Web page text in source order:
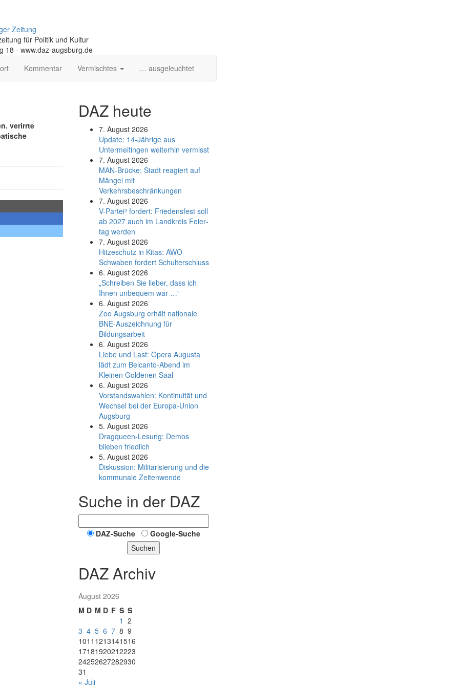
Zeitung
für Politik und Kultur
18 - www.daz-augsburg.de
Kommentar Vermischtes … ausgeleuchtet
verirrte
DAZ heute
7. August 2026
Update: 14-Jährige aus
Untermeitingen weiterhin vermisst
7. August 2026
MAN-Brücke: Stadt reagiert auf
Mängel mit
Verkehrsbeschränkungen
7. August 2026
V-Partei­³ fordert: Friedens­fest soll
ab 2027 auch im Land­kreis Feier­
tag werden
7. August 2026
Hitzeschutz in Kitas: AWO
Schwaben fordert Schulterschluss
6. August 2026
„Schreiben Sie lieber, dass ich
Ihnen unbequem war …“
6. August 2026
Zoo Augsburg erhält nationale
BNE-Auszeichnung für
Bildungsarbeit
6. August 2026
Liebe und Last: Opera Augusta
lädt zum Belcanto-Abend im
Kleinen Goldenen Saal
6. August 2026
Vorstandswahlen: Kontinuität und
Wechsel bei der Europa-Union
Augsburg
5. August 2026
Dragqueen-Lesung: Demos
blieben friedlich
5. August 2026
Diskussion: Mi­li­ta­ri­sie­rung und die
kommunale Zeitenwende
Suche in der DAZ
DAZ-Suche
Google-Suche
Suchen
DAZ Archiv
August 2026
M D M D F S S
1 2
3 4 5 6 7 8 9
1011 1213141516
17181920212223
24252627282930
31
« Juli